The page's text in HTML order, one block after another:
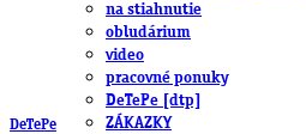
na stiahnutie
obludárium
video
pracovné ponuky
DeTePe [dtp]
ZÁKAZKY
DeTePe